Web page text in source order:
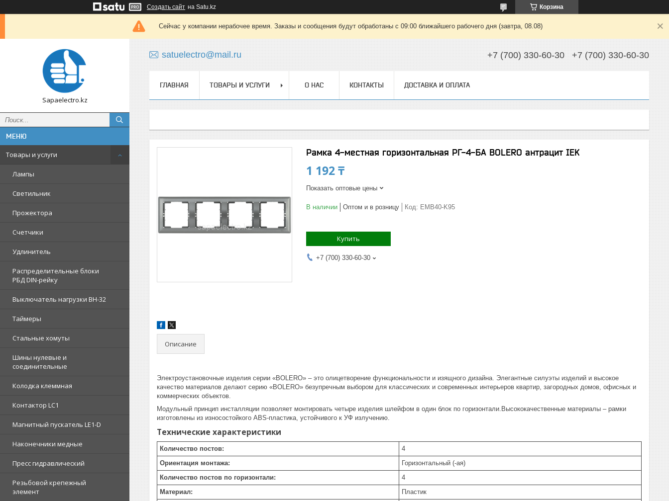
Создать сайт на Satu.kz Корзина
Сейчас у компании нерабочее время. Заказы и сообщения будут обработаны с 09:00 ближайшего рабочего дня (завтра, 08.08)
Sapaelectro.kz
Товары и услуги
Лампы
Светильник
Прожектора
Счетчики
Удлинитель
Распределительные блоки
РБД DIN-рейку
Выключатель нагрузки ВН-32
Таймеры
Стальные хомуты
Шины нулевые и
соединительные
Колодка клеммная
Контактор LC1
Магнитный пускатель LE1-D
Наконечники медные
Пресс гидравлический
Резьбовой крепежный
элемент
satuelectro@mail.ru +7 (700) 330-60-30 +7 (700) 330-60-30
ГЛАВНАЯ ТОВАРЫ И УСЛУГИ О НАС КОНТАКТЫ ДОСТАВКА И ОПЛАТА
Рамка 4-местная горизонтальная РГ-4-БА BOLERO антрацит IEK
1 192 ₸
Показать оптовые цены
В наличии Оптом и в розницу Код: EMB40-K95
Купить
+7 (700) 330-60-30
Описание
Электроустановочные изделия серии «BOLERO» – это олицетворение функциональности и изящного дизайна. Элегантные силуэты изделий и высокое
качество материалов делают серию «BOLERO» безупречным выбором для классических и современных интерьеров квартир, загородных домов, офисных и
коммерческих объектов.
Модульный принцип инсталляции позволяет монтировать четыре изделия шлейфом в один блок по горизонтали.Высококачественные материалы – рамки
изготовлены из износостойкого АВS-пластика, устойчивого к УФ излучению.
Технические характеристики
Количество постов:
4
Ориентация монтажа:
Горизонтальный (-ая)
Количество постов по горизонтали:
4
Материал:
Пластик